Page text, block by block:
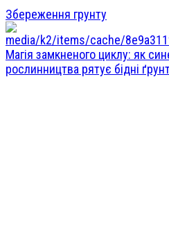
Збереження грунту
Магія замкненого циклу: як
рослинництва рятує бідні